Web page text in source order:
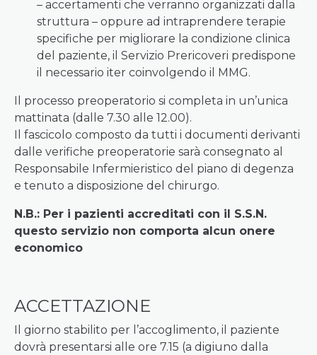
– accertamenti che verranno organizzati dalla
struttura – oppure ad intraprendere terapie
specifiche per migliorare la condizione clinica
del paziente, il Servizio Prericoveri predispone
il necessario iter coinvolgendo il MMG.
Il processo preoperatorio si completa in un’unica
mattinata (dalle 7.30 alle 12.00).
Il fascicolo composto da tutti i documenti derivanti
dalle verifiche preoperatorie sarà consegnato al
Responsabile Infermieristico del piano di degenza
e tenuto a disposizione del chirurgo.
N.B.: Per i pazienti accreditati con il S.S.N.
questo servizio non comporta alcun onere
economico
ACCETTAZIONE
Il giorno stabilito per l’accoglimento, il paziente
dovrà presentarsi alle ore 7.15 (a digiuno dalla